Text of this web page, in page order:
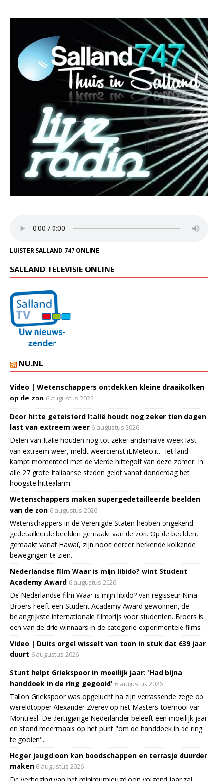
LUISTER SALLAND 747 ONLINE
SALLAND TELEVISIE ONLINE
NU.NL
Video | Wetenschappers ontdekken kleine draaikolken
op de zon 6 augustus 2026
Door hitte geteisterd Italië houdt nog zeker tien dagen
last van extreem weer 6 augustus 2026
Delen van Italië houden nog tot zeker anderhalve week last
van extreem weer, meldt weerdienst iLMeteo.it. Het land
kampt momenteel met de vierde hittegolf van deze zomer. In
alle 27 grote Italiaanse steden geldt vanaf donderdag het
hoogste hittealarm.
Wetenschappers maken supergedetailleerde beelden
van de zon 6 augustus 2026
Wetenschappers in de Verenigde Staten hebben ongekend
gedetailleerde beelden gemaakt van de zon. Op de beelden,
gemaakt vanaf Hawaï, zijn nooit eerder herkende kolkende
bewegingen te zien.
Nederlandse film Waar is mijn libido? wint Student
Academy Award 6 augustus 2026
De Nederlandse film Waar is mijn libido? van regisseur Nina
Broers heeft een Student Academy Award gewonnen, de
belangrijkste internationale filmprijs voor studenten. Broers is
een van de drie winnaars in de categorie experimentele films.
Video | Duits orgel wisselt van toon in stuk dat 639 jaar
duurt 6 augustus 2026
Stunt helpt Griekspoor in moeilijk jaar: 'Had bijna
handdoek in de ring gegooid' 6 augustus 2026
Tallon Griekspoor was opgelucht na zijn verrassende zege op
wereldtopper Alexander Zverev op het Masters-toernooi van
Montreal. De dertigjarige Nederlander beleeft een moeilijk jaar
en stond meermaals op het punt "om de handdoek in de ring
te gooien".
Hoger jeugdloon kan boodschappen en terrasje duurder
maken 6 augustus 2026